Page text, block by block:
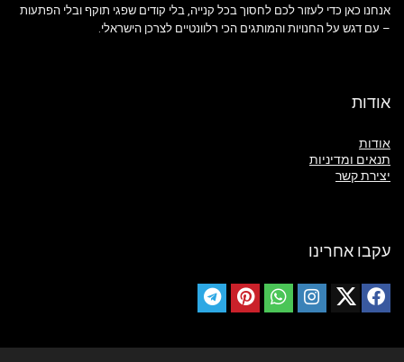
אנחנו כאן כדי לעזור לכם לחסוך בכל קנייה, בלי קודים שפגי תוקף ובלי הפתעות
– עם דגש על החנויות והמותגים הכי רלוונטיים לצרכן הישראלי.
אודות
אודות
תנאים ומדיניות
יצירת קשר
עקבו אחרינו